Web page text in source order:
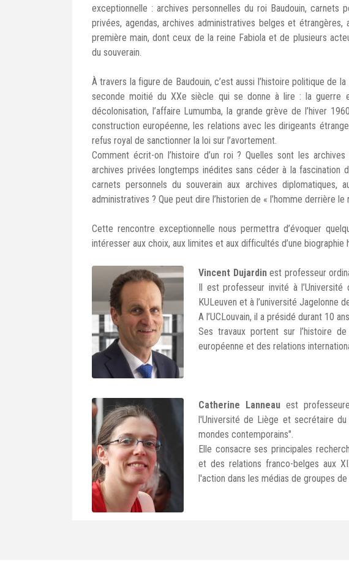
exceptionnelle : archives personnelles du roi Baudouin, carnets
privées, agendas, archives administratives belges et
première main, dont ceux de la reine Fabiola et de plusieurs
du souverain.
À travers la figure de Baudouin, c’est aussi l’histoire politique de
seconde moitié du XXe siècle qui se donne à lire : la guerre
décolonisation, l’affaire Lumumba, la grande grève de l’hiver
construction européenne, les relations avec les dirigeants
refus royal de sanctionner la loi sur l’avortement.
Comment écrit-on l’histoire d’un roi ? Quelles sont les
archives privées longtemps inédites sans céder à la fascination
carnets personnels du souverain aux archives diplomatiques,
administratives ? Que peut dire l’historien de « l’homme derrière le
Cette rencontre exceptionnelle nous permettra d’évoquer
intéresser aux choix, aux limites et aux difficultés d’une biographie
Vincent Dujardinest professeur
Il est professeur invité à
KULeuven et à l’université Jagelonne
A l’UCLouvain, il a présidé durant 10
Ses travaux portent sur l’histoire
européenne et des relations
Catherine Lanneauest
l'Université de Liège et secrétaire
mondes contemporains".
Elle consacre ses principales
et des relations franco-belges aux
l'action dans les médias de groupes